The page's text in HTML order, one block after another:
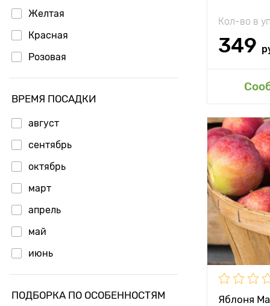
Желтая
Красная
Розовая
ВРЕМЯ ПОСАДКИ
август
сентябрь
октябрь
март
апрель
май
июнь
ПОДБОРКА ПО ОСОБЕННОСТЯМ
Кол-во в
349
Яблоня
Высота
Растояние
растениями
Период
Вес плода